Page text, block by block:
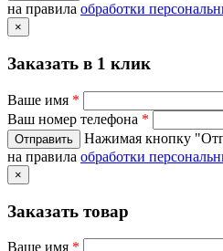
на правила обработки
×
Заказать в 1 клик
Ваше имя *
Ваш номер телефона *
Нажимая кнопку
на правила обработки
×
Заказать товар
Ваше имя *